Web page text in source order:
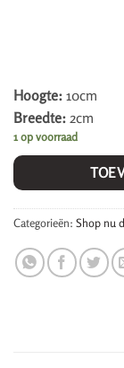
Hoogte: 10cm
Breedte: 2cm
1 op voorraad
Categorieën: Shop nu